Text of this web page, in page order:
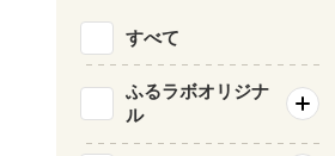
すべて
ふるラボオリジナ
ル